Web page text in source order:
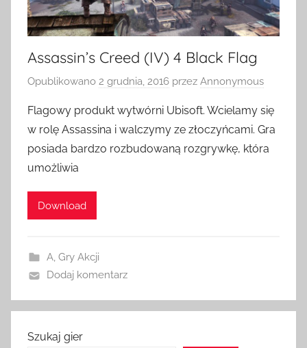
Assassin’s Creed (IV) 4 Black Flag
Opublikowano 2 grudnia, 2016 przez Annonymous
Flagowy produkt wytwórni Ubisoft. Wcielamy się
w rolę Assassina i walczymy ze złoczyńcami. Gra
posiada bardzo rozbudowaną rozgrywkę, która
umożliwia
Download
A, Gry Akcji
Dodaj komentarz
Szukaj gier